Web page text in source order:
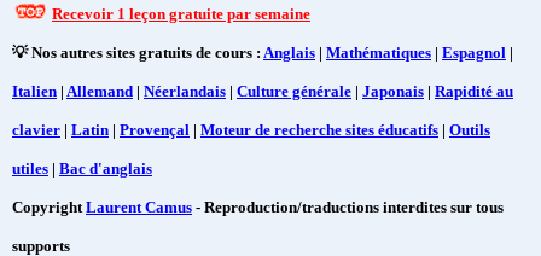
Recevoir 1 leçon gratuite par semaine
💡 Nos autres sites gratuits de cours : Anglais | Mathématiques | Espagnol |
Italien | Allemand | Néerlandais | Culture générale | Japonais | Rapidité au
clavier | Latin | Provençal | Moteur de recherche sites éducatifs | Outils
utiles | Bac d'anglais
CopyrightLaurent Camus - Reproduction/traductions interdites sur tous
supports